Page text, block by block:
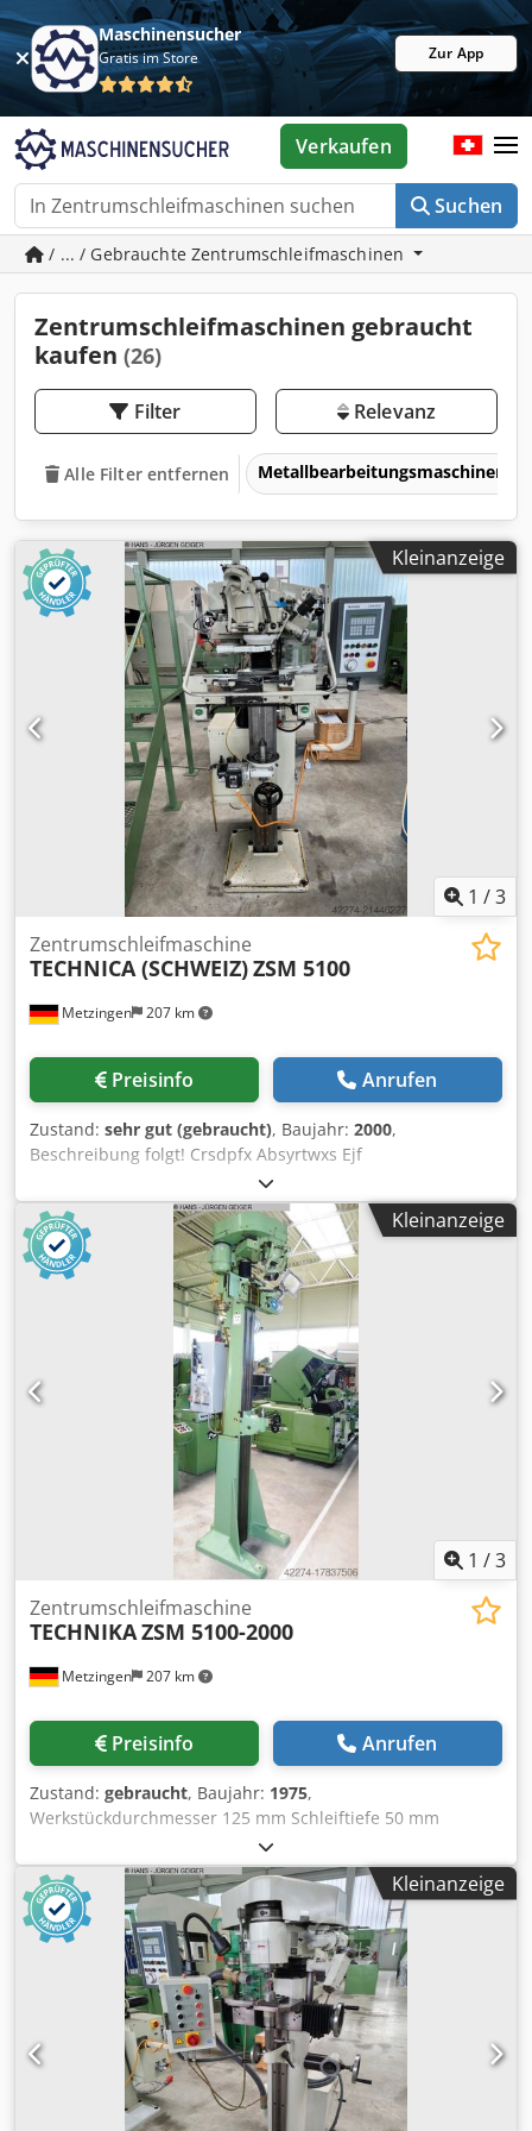
Maschinensucher
Gratis im Store Zur App
Suchen
Verkaufen
/ ... / Gebrauchte Zentrumschleifmaschinen
Zentrumschleifmaschinen gebraucht
kaufen (26)
Filter Relevanz
Alle Filter entfernen Metallbearbeitungsmaschinen
Kleinanzeige
1 /3
Metzingen 207 km
Zentrumschleifmaschine
TECHNICA (SCHWEIZ)ZSM 5100
Preisinfo Anrufen
Zustand: sehr gut (gebraucht), Baujahr: 2000,
Beschreibung folgt! Crsdpfx Absyrtwxs Ejf
Kleinanzeige
1 /3
Metzingen 207 km
Zentrumschleifmaschine
TECHNIKAZSM 5100-2000
Preisinfo Anrufen
Zustand: gebraucht, Baujahr: 1975,
Werkstückdurchmesser 125 mm Schleiftiefe 50 mm
Einspannlänge 2000 mm Gesamtleistungsbedarf 0,5 kW
Maschinengewicht ca. 1000 kg Raumbedarf ca. m A N G E
B O T Wir können Ihnen unverbindlich ab Lager, Irrtum
und Zwischenverkauf vorbehalten, anbieten : T E C H N I C
A (Schweiz) Vertikale Zentrierbohrungs - Schleifmaschine
Type ZSM 5100 - 2000 Baujahr ca. 1975 Fabrik-Nr. 66 32
7872 _____ Spitzenentfernung 50 – 2.000 mm Werkstück-? 8
- 125 mm Schwing-Ø Reitstockzentrum ./. Führungsbahn
290 mm Schwing-Ø Schraubstock ./. Schleifkopfsäule ca.
300 mm Werkstückgewicht ca. 250 kg max.
Zentrierbohrungs-Kegel-Æ 2-50 mm max.
Zentrierbohrungs-Kegelwinkel 60 ° Spannbereich des
Kleinanzeige